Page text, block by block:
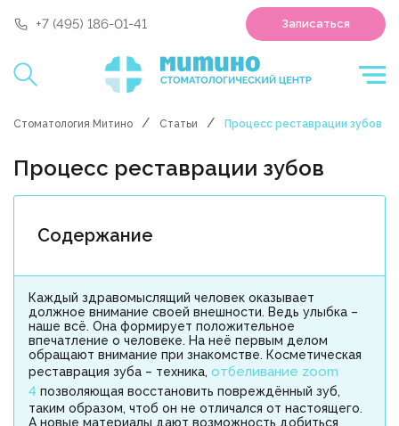
+7 (495) 186-01-41 Записаться
Стоматология Митино Статьи Процесс реставрации зубов
Процесс реставрации зубов
Содержание
Каждый здравомыслящий человек оказывает
должное внимание своей внешности. Ведь улыбка –
наше всё. Она формирует положительное
впечатление о человеке. На неё первым делом
обращают внимание при знакомстве. Косметическая
реставрация зуба – техника, отбеливание zoom
4 позволяющая восстановить повреждённый зуб,
таким образом, чтоб он не отличался от настоящего.
А новые материалы дают возможность добиться